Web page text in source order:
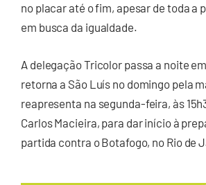
no placar até o fim, apesar de toda a
em busca da igualdade.
A delegação Tricolor passa a noite
retorna a São Luís no domingo pela
reapresenta na segunda-feira, às
Carlos Macieira, para dar início à
partida contra o Botafogo, no Rio de